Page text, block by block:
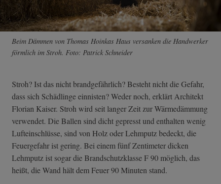
Beim Dämmen von Thomas Hoinkas Haus versanken die Handwerker
förmlich im Stroh. Foto: Patrick Schneider
Stroh? Ist das nicht brandgefährlich? Besteht nicht die Gefahr,
dass sich Schädlinge einnisten? Weder noch, erklärt Architekt
Florian Kaiser. Stroh wird seit langer Zeit zur Wärmedämmung
verwendet. Die Ballen sind dicht gepresst und enthalten wenig
Lufteinschlüsse, sind von Holz oder Lehmputz bedeckt, die
Feuergefahr ist gering. Bei einem fünf Zentimeter dicken
Lehmputz ist sogar die Brandschutzklasse F 90 möglich, das
heißt, die Wand hält dem Feuer 90 Minuten stand.